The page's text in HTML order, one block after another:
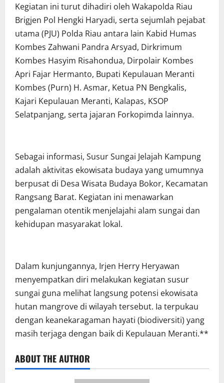
Kegiatan ini turut dihadiri oleh Wakapolda Riau
Brigjen Pol Hengki Haryadi, serta sejumlah pejabat
utama (PJU) Polda Riau antara lain Kabid Humas
Kombes Zahwani Pandra Arsyad, Dirkrimum
Kombes Hasyim Risahondua, Dirpolair Kombes
Apri Fajar Hermanto, Bupati Kepulauan Meranti
Kombes (Purn) H. Asmar, Ketua PN Bengkalis,
Kajari Kepulauan Meranti, Kalapas, KSOP
Selatpanjang, serta jajaran Forkopimda lainnya.
Sebagai informasi, Susur Sungai Jelajah Kampung
adalah aktivitas ekowisata budaya yang umumnya
berpusat di Desa Wisata Budaya Bokor, Kecamatan
Rangsang Barat. Kegiatan ini menawarkan
pengalaman otentik menjelajahi alam sungai dan
kehidupan masyarakat lokal.
Dalam kunjungannya, Irjen Herry Heryawan
menyempatkan diri melakukan kegiatan susur
sungai guna melihat langsung potensi ekowisata
hutan mangrove di wilayah tersebut. Ia terpukau
dengan keanekaragaman hayati (biodiversiti) yang
masih terjaga dengan baik di Kepulauan Meranti.**
ABOUT THE AUTHOR